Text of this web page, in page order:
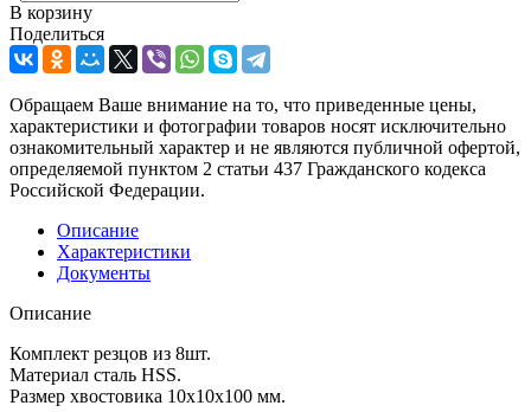
В корзину
Поделиться
Обращаем Ваше внимание на то, что приведенные цены,
характеристики и фотографии товаров носят исключительно
ознакомительный характер и не являются публичной офертой,
определяемой пунктом 2 статьи 437 Гражданского кодекса
Российской Федерации.
Описание
Характеристики
Документы
Описание
Комплект резцов из 8шт.
Материал сталь HSS.
Размер хвостовика 10х10х100 мм.